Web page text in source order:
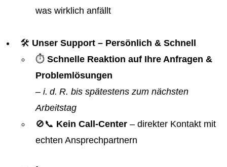
was wirklich anfällt
🛠️ Unser Support – Persönlich & Schnell
⏱️ Schnelle Reaktion auf Ihre Anfragen &
Problemlösungen
– i. d. R. bis spätestens zum nächsten
Arbeitstag
🚫📞 Kein Call-Center – direkter Kontakt mit
echten Ansprechpartnern